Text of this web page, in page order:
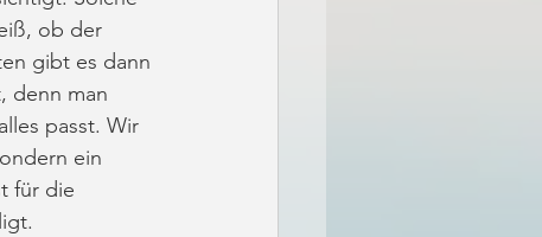
ob der
gibt es dann
denn man
passt. Wir
ein
für die